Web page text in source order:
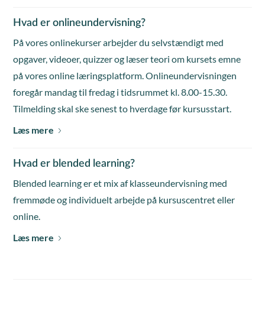
Hvad er onlineundervisning?
På vores onlinekurser arbejder du selvstændigt med
opgaver, videoer, quizzer og læser teori om kursets emne
på vores online læringsplatform. Onlineundervisningen
foregår mandag til fredag i tidsrummet kl. 8.00-15.30.
Tilmelding skal ske senest to hverdage før kursusstart.
Læs mere
Hvad er blended learning?
Blended learning er et mix af klasseundervisning med
fremmøde og individuelt arbejde på kursuscentret eller
online.
Læs mere